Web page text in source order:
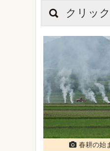
クリッ
春耕の始